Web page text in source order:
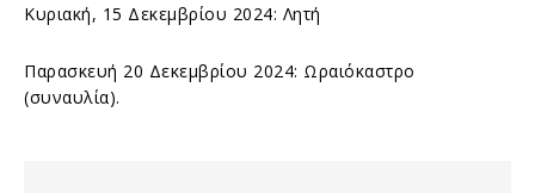
Κυριακή, 15 Δεκεμβρίου 2024: Λητή
Παρασκευή 20 Δεκεμβρίου 2024: Ωραιόκαστρο
(συναυλία).